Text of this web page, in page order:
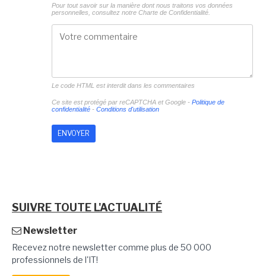
Pour tout savoir sur la manière dont nous traitons vos données
personnelles, consultez notre Charte de Confidentialité.
Le code HTML est interdit dans les commentaires
Ce site est protégé par reCAPTCHA et Google - Politique de
confidentialité- Conditions d'utilisation
SUIVRE TOUTE L'ACTUALITÉ
Newsletter
Recevez notre newsletter comme plus de 50 000
professionnels de l'IT!